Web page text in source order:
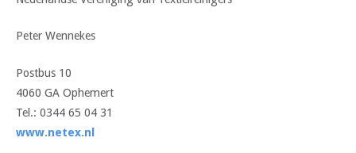
Peter Wennekes
Postbus 10
4060 GA Ophemert
Tel.: 0344 65 04 31
www.netex.nl